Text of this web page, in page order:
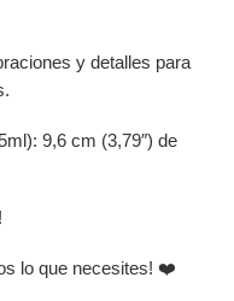
y detalles para
9,6 cm (3,79″) de
lo que necesites! ❤️